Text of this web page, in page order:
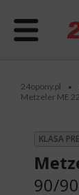
24opony.pl •
Metzeler ME 22
KLASA
90/